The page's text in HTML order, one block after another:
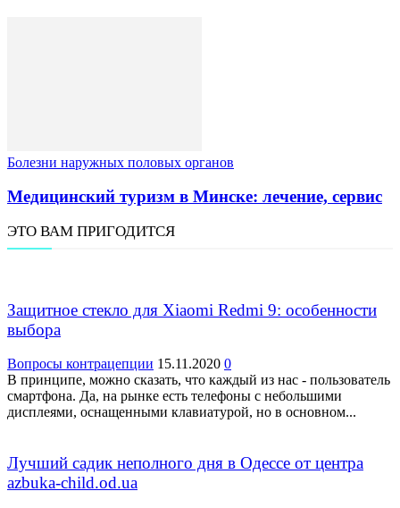
Болезни наружных половых органов
Медицинский туризм в Минске: лечение, сервис
ЭТО ВАМ ПРИГОДИТСЯ
Защитное стекло для Xiaomi Redmi 9: особенности
выбора
Вопросы контрацепции 15.11.2020 0
В принципе, можно сказать, что каждый из нас - пользователь
смартфона. Да, на рынке есть телефоны с небольшими
дисплеями, оснащенными клавиатурой, но в основном...
Лучший садик неполного дня в Одессе от центра
azbuka-child.od.ua